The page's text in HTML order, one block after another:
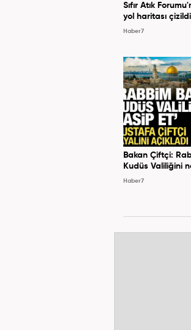
Sıfır Atık
yol haritası çizildi
Haber7
Bakan Çiftçi:
Kudüs Valiliğini
Haber7